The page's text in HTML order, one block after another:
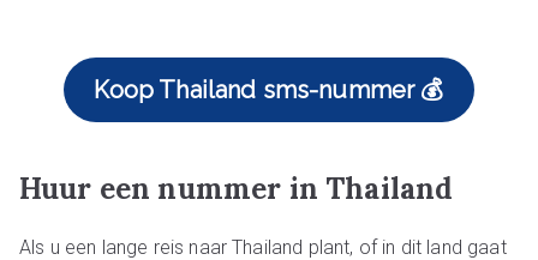
Koop Thailand sms-nummer 💰
Huur een nummer in Thailand
Als u een lange reis naar Thailand plant, of in dit land gaat